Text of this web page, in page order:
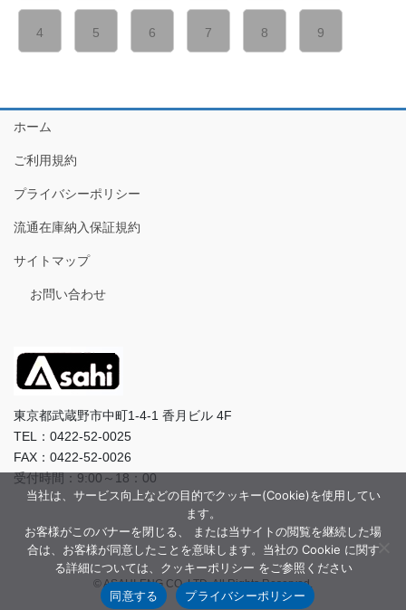
4 5 6 7 8 9
ホーム
ご利用規約
プライバシーポリシー
流通在庫納入保証規約
サイトマップ
お問い合わせ
東京都武蔵野市中町1-4-1 香月ビル 4F
TEL：0422-52-0025
FAX：0422-52-0026
受付時間：9:00～18：00
© ASAHI-ENG CO.,LTD. All Rights Reserved.
当社は、サービス向上などの目的でクッキー(Cookie)を使用してい
ます。
お客様がこのバナーを閉じる、 または当サイトの閲覧を継続した場
合は、お客様が同意したことを意味します。当社の Cookie に関す
る詳細については、クッキーポリシー をご参照ください
同意する
プライバシーポリシー